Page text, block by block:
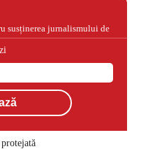
susținerea jurnalismului de